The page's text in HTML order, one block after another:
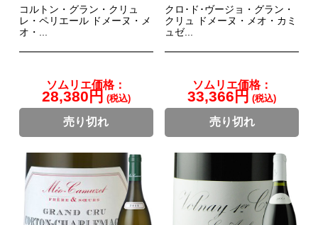
コルトン・グラン・クリュ
レ・ペリエール ドメーヌ・メ
オ・...
ソムリエ価格：
28,380円 (税込)
売り切れ
クロ･ド･ヴージョ・グラン・
クリュ ドメーヌ・メオ・カミ
ュゼ...
ソムリエ価格：
33,366円 (税込)
売り切れ